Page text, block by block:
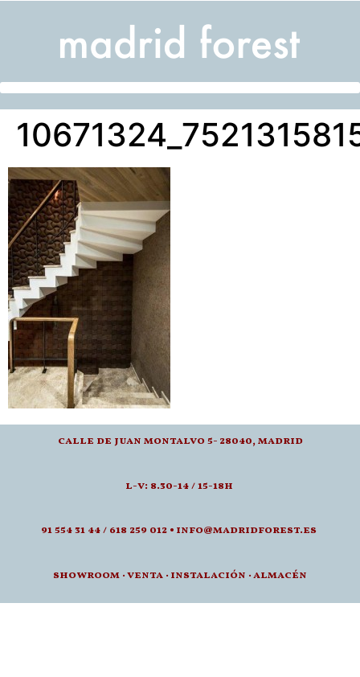
calle de juan montalvo 5- 28040, madrid
l-v: 8.30-14 / 15-18h
91 554 31 44 / 618 259 012 • info@madridforest.es
showroom ·venta · instalación · almacén